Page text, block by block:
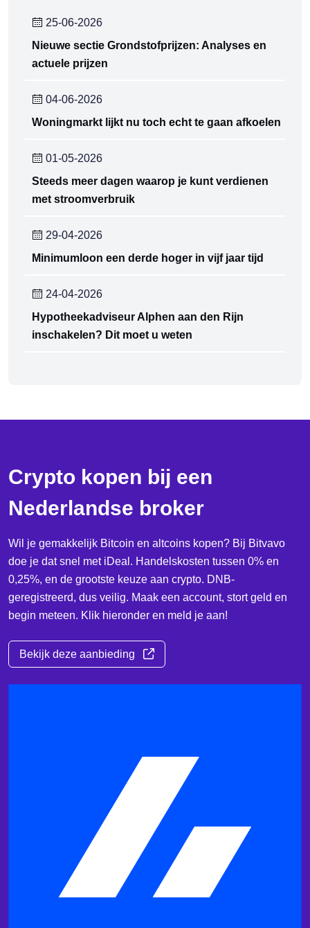
25-06-2026
Nieuwe sectie Grondstofprijzen: Analyses en
actuele prijzen
04-06-2026
Woningmarkt lijkt nu toch echt te gaan afkoelen
01-05-2026
Steeds meer dagen waarop je kunt verdienen
met stroomverbruik
29-04-2026
Minimumloon een derde hoger in vijf jaar tijd
24-04-2026
Hypotheekadviseur Alphen aan den Rijn
inschakelen? Dit moet u weten
Crypto kopen bij een
Nederlandse broker
Wil je gemakkelijk Bitcoin en altcoins kopen? Bij Bitvavo
doe je dat snel met iDeal. Handelskosten tussen 0% en
0,25%, en de grootste keuze aan crypto. DNB-
geregistreerd, dus veilig. Maak een account, stort geld en
begin meteen. Klik hieronder en meld je aan!
Bekijk deze aanbieding